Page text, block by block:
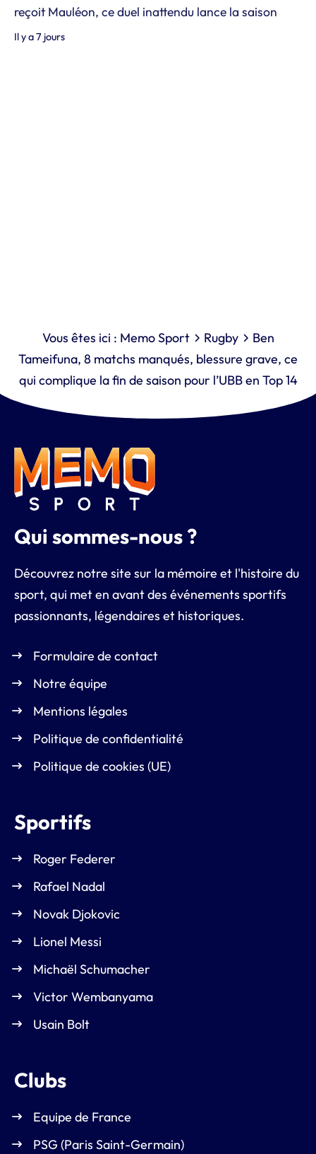
reçoit Mauléon, ce duel inattendu lance la saison
Il y a 7 jours
Vous êtes ici : Memo Sport Rugby
Ben
Tameifuna, 8 matchs manqués, blessure grave, ce
qui complique la fin de saison pour l’UBB en Top 14
Qui sommes-nous ?
Découvrez notre site sur la mémoire et l'histoire du
sport, qui met en avant des événements sportifs
passionnants, légendaires et historiques.
Formulaire de contact
Notre équipe
Mentions légales
Politique de confidentialité
Politique de cookies (UE)
Sportifs
Roger Federer
Rafael Nadal
Novak Djokovic
Lionel Messi
Michaël Schumacher
Victor Wembanyama
Usain Bolt
Clubs
Equipe de France
PSG (Paris Saint-Germain)